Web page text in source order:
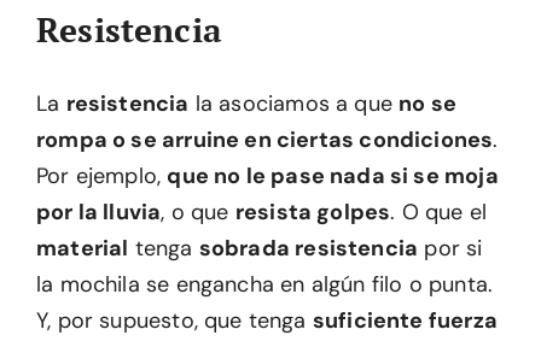
Resistencia
La resistencia la asociamos a que no se
rompa o se arruine en ciertas condiciones.
Por ejemplo, que no le pase nada si se moja
por la lluvia, o que resista golpes. O que el
material tenga sobrada resistencia por si
la mochila se engancha en algún filo o punta.
Y, por supuesto, que tenga suficiente fuerza